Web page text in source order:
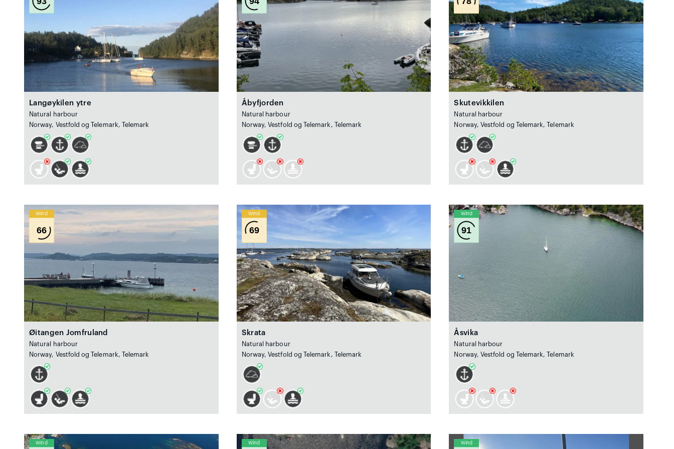
Langøykilen ytre
Natural harbour
Norway, Vestfold og Telemark, Telemark
Åbyfjorden
Natural harbour
Norway, Vestfold og Telemark, Telemark
Skutevikkilen
Natural harbour
Norway, Vestfold og Telemark, Telemark
Wind
66
Øitangen Jomfruland
Natural harbour
Norway, Vestfold og Telemark, Telemark
Wind
69
Skrata
Natural harbour
Norway, Vestfold og Telemark, Telemark
Wind
91
Åsvika
Natural harbour
Norway, Vestfold og Telemark, Telemark
Wind Wind Wind